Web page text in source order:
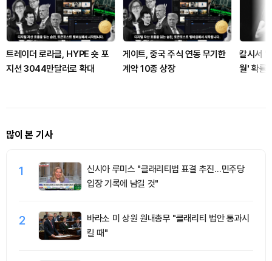
트레이더 로라클, HYPE 숏 포
지션 3044만달러로 확대
게이트, 중국 주식 연동 무기한
계약 10종 상장
칼시서 '
월' 확률
많이 본 기사
1
신시아 루미스 "클래리티법 표결 추진…민주당
입장 기록에 남길 것"
2
바라소 미 상원 원내총무 "클래리티 법안 통과시
킬 때"